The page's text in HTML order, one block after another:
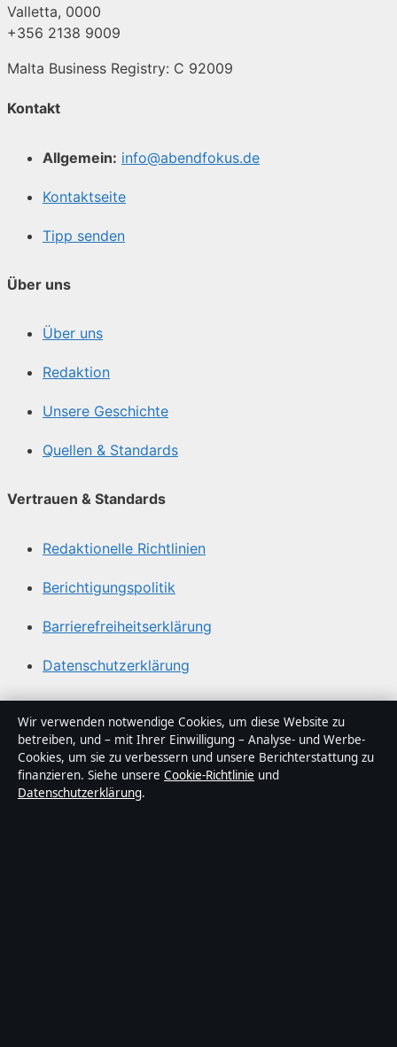
Valletta, 0000
+356 2138 9009
Malta Business Registry: C 92009
Kontakt
Allgemein: info@abendfokus.de
Kontaktseite
Tipp senden
Über uns
Über uns
Redaktion
Unsere Geschichte
Quellen & Standards
Vertrauen & Standards
Redaktionelle Richtlinien
Berichtigungspolitik
Barrierefreiheitserklärung
Datenschutzerklärung
Über Abendfokus in Kürze
Abendfokus ist ein unabhängiger digitaler
Nachrichtenanbieter mit Fokus auf Politik, Wirtschaft,
Technik und Gesellschaft in Deutschland. Jeder Artikel
Wir verwenden notwendige Cookies, um diese Website zu
betreiben, und – mit Ihrer Einwilligung – Analyse- und Werbe-
Cookies, um sie zu verbessern und unsere Berichterstattung zu
finanzieren. Siehe unsere Cookie-Richtlinie und
Datenschutzerklärung.